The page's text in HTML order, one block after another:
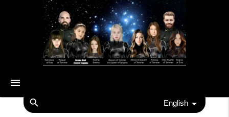
menu
search English